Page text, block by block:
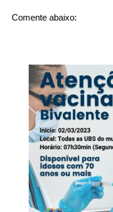
Comente abaixo: